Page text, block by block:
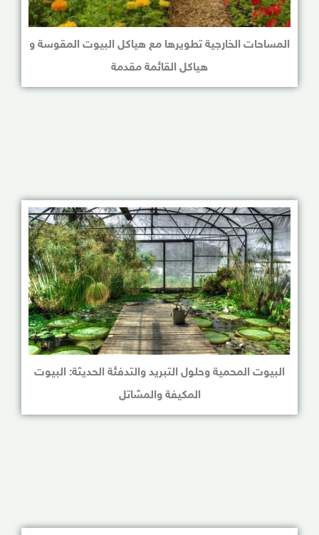
المساحات الخارجية تطويرها مع هياكل البيوت المقوسة و
هياكل القائمة مقدمة
البيوت المحمية وحلول التبريد والتدفئة الحديثة: البيوت
المكيفة والمشاتل